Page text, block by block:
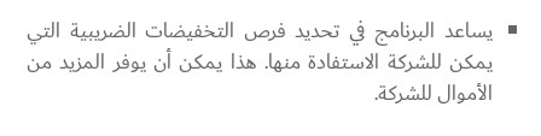
يساعد البرنامج في تحديد فرص التخفيضات الضريبية التي
يمكن للشركة الاستفادة منها. هذا يمكن أن يوفر المزيد من
الأموال للشركة.